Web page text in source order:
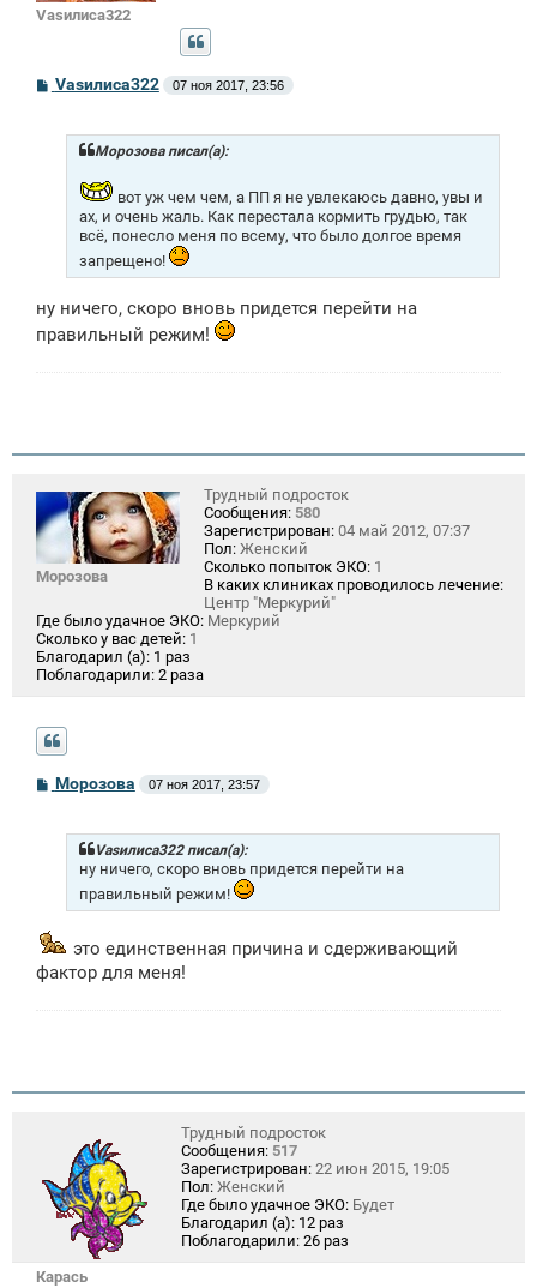
Vasилиса322
СVasилиса322 07 ноя 2017, 23:56
Морозова писал(а):
вот уж чем чем, а ПП я не увлекаюсь давно, увы и
ах, и очень жаль. Как перестала кормить грудью, так
всё, понесло меня по всему, что было долгое время
запрещено!
ну ничего, скоро вновь придется перейти на
правильный режим!
Морозова
Трудный подросток
Сообщения: 580
Зарегистрирован: 04 май 2012, 07:37
Пол: Женский
Сколько попыток ЭКО: 1
В каких клиниках проводилось лечение:
Центр "Меркурий"
Где было удачное ЭКО: Меркурий
Сколько у вас детей: 1
Благодарил (а): 1 раз
Поблагодарили: 2 раза
СМорозова 07 ноя 2017, 23:57
Vasилиса322 писал(а):
ну ничего, скоро вновь придется перейти на
правильный режим!
это единственная причина и сдерживающий
фактор для меня!
Карась
Трудный подросток
Сообщения: 517
Зарегистрирован: 22 июн 2015, 19:05
Пол: Женский
Где было удачное ЭКО: Будет
Благодарил (а): 12 раз
Поблагодарили: 26 раз